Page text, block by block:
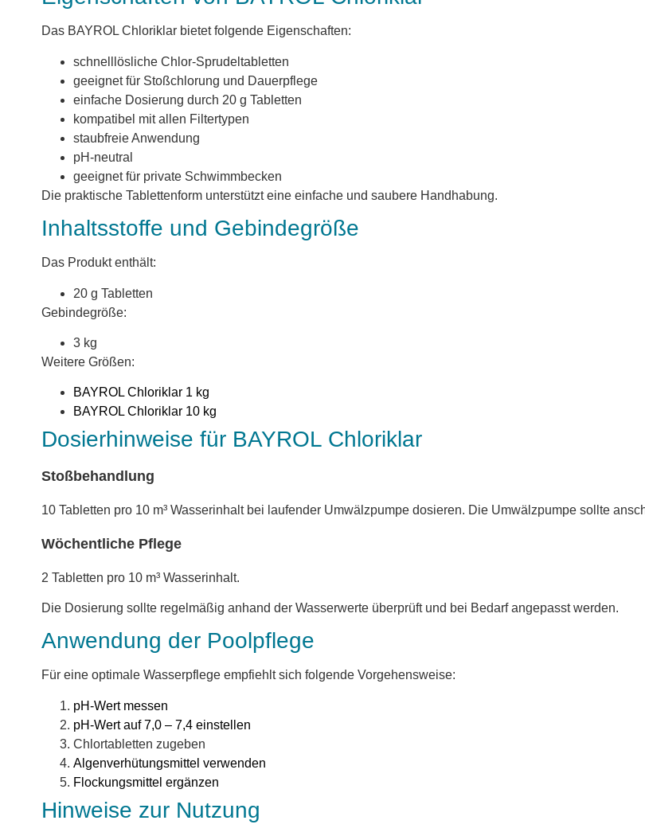
Das BAYROL Chloriklar bietet folgende Eigenschaften:
schnelllösliche Chlor-Sprudeltabletten
geeignet für Stoßchlorung und Dauerpflege
einfache Dosierung durch 20 g Tabletten
kompatibel mit allen Filtertypen
staubfreie Anwendung
pH-neutral
geeignet für private Schwimmbecken
Die praktische Tablettenform unterstützt eine einfache und saubere Handhabung.
Inhaltsstoffe und Gebindegröße
Das Produkt enthält:
20 g Tabletten
Gebindegröße:
3 kg
Weitere Größen:
BAYROL Chloriklar 1 kg
BAYROL Chloriklar 10 kg
Dosierhinweise für BAYROL Chloriklar
Stoßbehandlung
10 Tabletten pro 10 m³ Wasserinhalt bei laufender Umwälzpumpe dosieren. Die Umwälzpumpe sollte
Wöchentliche Pflege
2 Tabletten pro 10 m³ Wasserinhalt.
Die Dosierung sollte regelmäßig anhand der Wasserwerte überprüft und bei Bedarf angepasst werden.
Anwendung der Poolpflege
Für eine optimale Wasserpflege empfiehlt sich folgende Vorgehensweise:
pH-Wert messen
pH-Wert auf 7,0 – 7,4 einstellen
Chlortabletten zugeben
Algenverhütungsmittel verwenden
Flockungsmittel ergänzen
Hinweise zur Nutzung